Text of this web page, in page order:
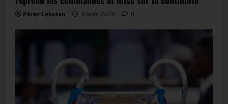
Pérez Lekotan 6 août 2026 0